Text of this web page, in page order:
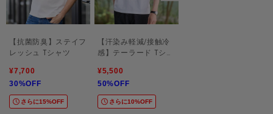
【抗菌防臭】ステイフ
レッシュ Tシャツ
¥7,700
30%OFF
さらに15%OFF
【汗染み軽減/接触冷
感】テーラード Tシャ
¥5,500
50%OFF
さらに10%OFF